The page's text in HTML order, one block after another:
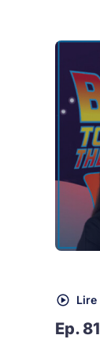
Lire
Ep.